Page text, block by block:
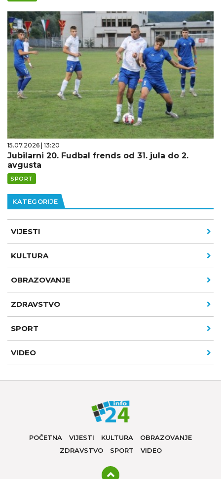
15.07.2026 | 13:20
Jubilarni 20. Fudbal frends od 31. jula do 2.
avgusta
SPORT
KATEGORIJE
VIJESTI
KULTURA
OBRAZOVANJE
ZDRAVSTVO
SPORT
VIDEO
POČETNA VIJESTI KULTURA
OBRAZOVANJE
ZDRAVSTVO
SPORT VIDEO